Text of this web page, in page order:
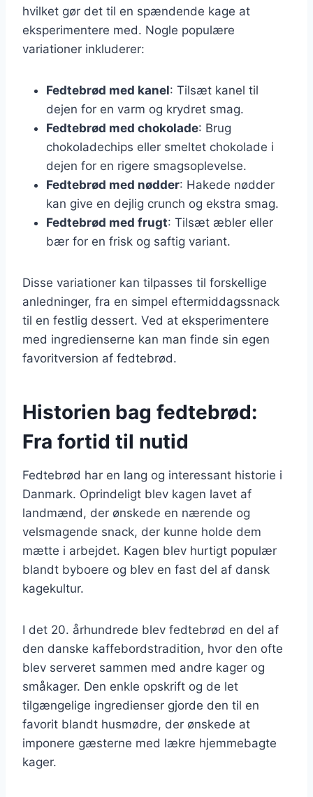
hvilket gør det til en spændende kage at
eksperimentere med. Nogle populære
variationer inkluderer:
Fedtebrød med kanel: Tilsæt kanel til
dejen for en varm og krydret smag.
Fedtebrød med chokolade: Brug
chokoladechips eller smeltet chokolade i
dejen for en rigere smagsoplevelse.
Fedtebrød med nødder: Hakede nødder
kan give en dejlig crunch og ekstra smag.
Fedtebrød med frugt: Tilsæt æbler eller
bær for en frisk og saftig variant.
Disse variationer kan tilpasses til forskellige
anledninger, fra en simpel eftermiddagssnack
til en festlig dessert. Ved at eksperimentere
med ingredienserne kan man finde sin egen
favoritversion af fedtebrød.
Historien bag fedtebrød:
Fra fortid til nutid
Fedtebrød har en lang og interessant historie i
Danmark. Oprindeligt blev kagen lavet af
landmænd, der ønskede en nærende og
velsmagende snack, der kunne holde dem
mætte i arbejdet. Kagen blev hurtigt populær
blandt byboere og blev en fast del af dansk
kagekultur.
I det 20. århundrede blev fedtebrød en del af
den danske kaffebordstradition, hvor den ofte
blev serveret sammen med andre kager og
småkager. Den enkle opskrift og de let
tilgængelige ingredienser gjorde den til en
favorit blandt husmødre, der ønskede at
imponere gæsterne med lækre hjemmebagte
kager.